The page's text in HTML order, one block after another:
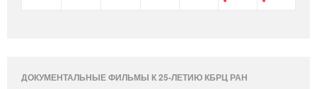
ДОКУМЕНТАЛЬНЫЕ ФИЛЬМЫ К 25-ЛЕТИЮ КБРЦ РАН